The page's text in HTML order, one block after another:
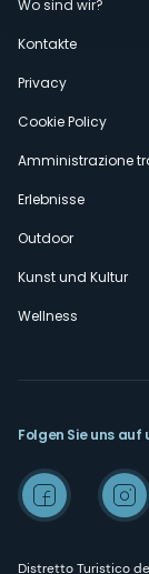
Wo sind wir?
Kontakte
Privacy
Cookie Policy
Amministrazione
Erlebnisse
Outdoor
Kunst und Kultur
Wellness
Distretto Turistico
Folgen Sie uns auf